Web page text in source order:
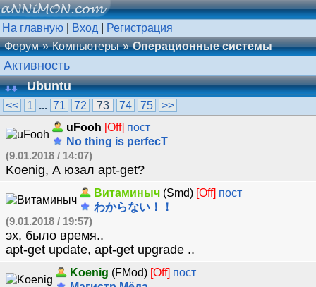
На главную Вход
Регистрация
Форум
Компьютеры Операционные системы
Активность
Ubuntu
<< 1 ... 71 72 73 74 75
>>
uFooh [Off] пост
No thing is perfecT
(9.01.2018 / 14:07)
Koenig, А юзал apt-get?
Витаминыч (Smd) [Off] пост
わからない！！
(9.01.2018 / 19:57)
эх, было время..
apt-get update, apt-get upgrade ..
Koenig (FMod) [Off] пост